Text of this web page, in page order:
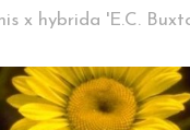
x hybrida 'E.C.